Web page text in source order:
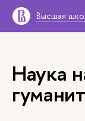
Высшая
Наука